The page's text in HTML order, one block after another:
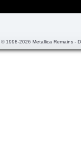
© 1998-2026 Metallica Remains -